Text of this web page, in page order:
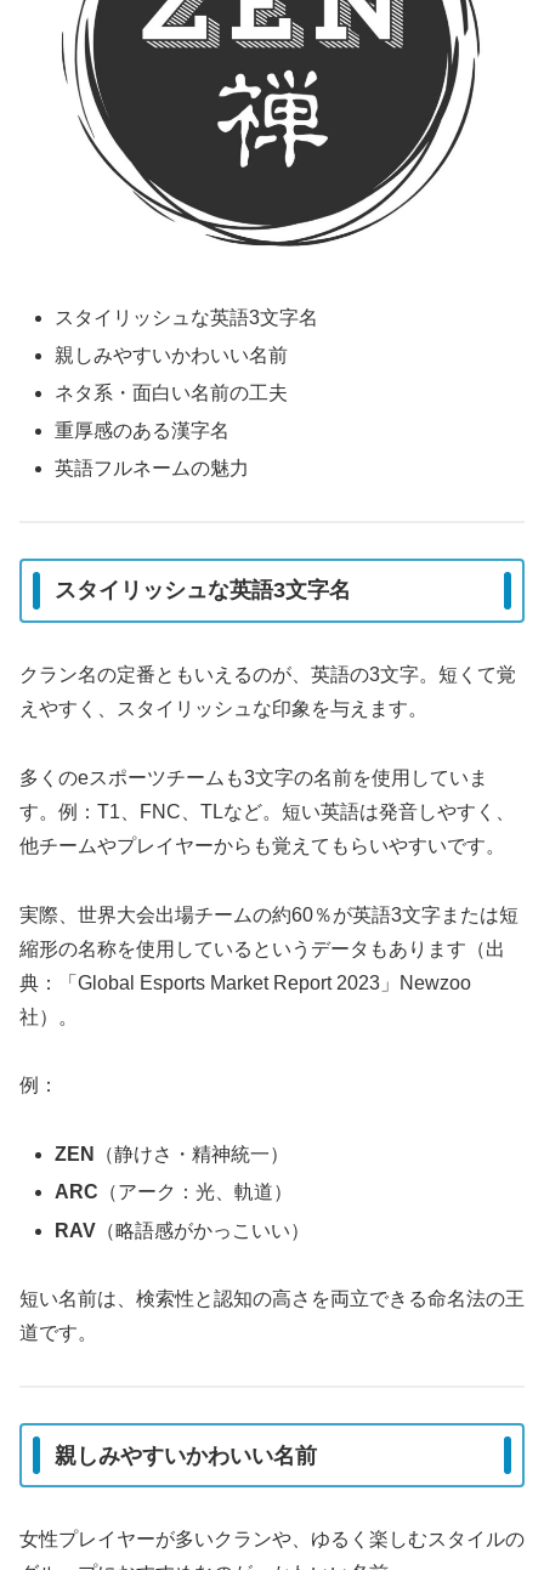
スタイリッシュな英語3文字名
親しみやすいかわいい名前
ネタ系・面白い名前の工夫
重厚感のある漢字名
英語フルネームの魅力
スタイリッシュな英語3文字名
クラン名の定番ともいえるのが、英語の3文字。短くて覚
えやすく、スタイリッシュな印象を与えます。
多くのeスポーツチームも3文字の名前を使用していま
す。例：T1、FNC、TLなど。短い英語は発音しやすく、
他チームやプレイヤーからも覚えてもらいやすいです。
実際、世界大会出場チームの約60％が英語3文字または短
縮形の名称を使用しているというデータもあります（出
典：「Global Esports Market Report 2023」Newzoo
社）。
例：
ZEN
（静けさ・精神統一）
ARC （アーク：光、軌道）
RAV （略語感がかっこいい）
短い名前は、検索性と認知の高さを両立できる命名法の王
道です。
親しみやすいかわいい名前
女性プレイヤーが多いクランや、ゆるく楽しむスタイルの